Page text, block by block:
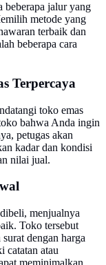
beberapa jalur yang
metode yang
terbaik dan
beberapa cara
Terpercaya
toko emas
bahwa Anda ingin
petugas akan
kadar dan kondisi
nilai jual.
menjualnya
Toko tersebut
dengan harga
catatan atau
meminimalkan